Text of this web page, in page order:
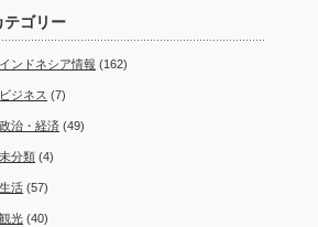
テゴリー
インドネシア情報 (162)
ビジネス (7)
政治・経済 (49)
未分類 (4)
生活 (57)
観光 (40)